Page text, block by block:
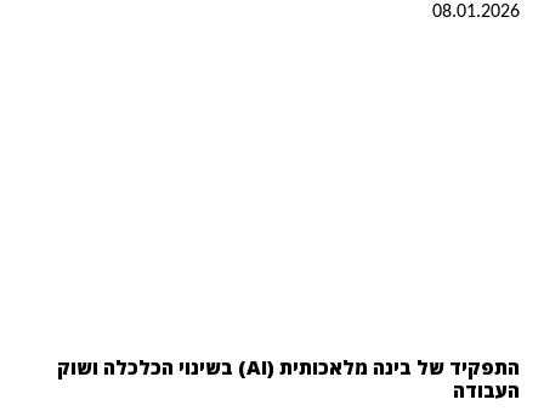
08.01.2026
התפקיד של בינה מלאכותית (AI) בשינוי הכלכלה ושוק
העבודה